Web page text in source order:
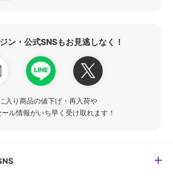
ン・公式SNSもお見逃しなく！
入り商品の値下げ・再入荷や
ル情報がいち早く受け取れます！